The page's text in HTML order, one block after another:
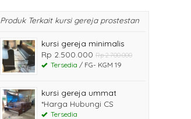
Produk Terkait kursi gereja prostestan
kursi gereja minimalis
Rp 2.500.000 Rp 2.700.000
Tersedia / FG- KGM 19
kursi gereja ummat
*Harga Hubungi CS
Tersedia